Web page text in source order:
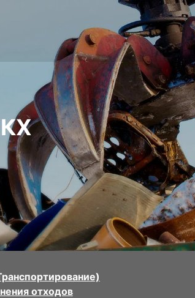
отходов